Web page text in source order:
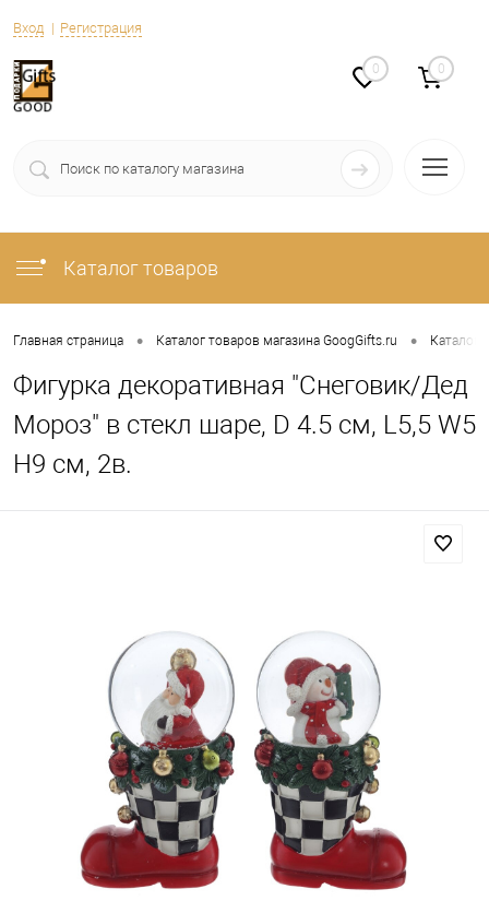
Вход Регистрация
0 0
Каталог товаров
Главная страница • Каталог товаров магазина GoogGifts.ru • Каталог
Фигурка декоративная "Снеговик/Дед
Мороз" в стекл шаре, D 4.5 см, L5,5 W5
H9 см, 2в.